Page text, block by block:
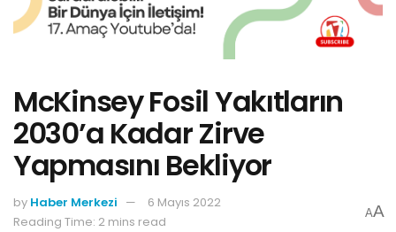
McKinsey Fosil Yakıtların
2030’a Kadar Zirve
Yapmasını Bekliyor
by Haber Merkezi
6 Mayıs 2022
Reading Time: 2 mins read
AA